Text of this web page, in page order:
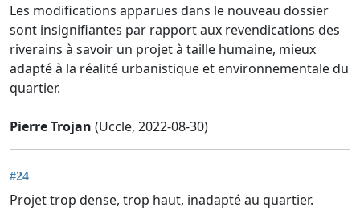
Les modifications apparues dans le nouveau dossier
sont insignifiantes par rapport aux revendications des
riverains à savoir un projet à taille humaine, mieux
adapté à la réalité urbanistique et environnementale du
quartier.
Pierre Trojan (Uccle, 2022-08-30)
#24
Projet trop dense, trop haut, inadapté au quartier.